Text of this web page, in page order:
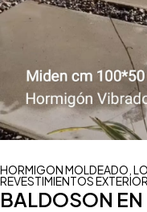
HORMIGON MOLDEADO
REVESTIMIENTOS
BALDOSON